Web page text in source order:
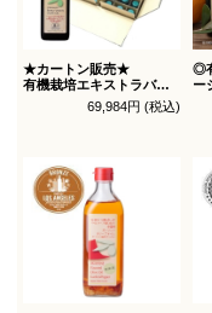
★カートン販売★
有機栽培エキストラバー
オリーブオイル ブレンド
69,984円 (税込)
◎
ー